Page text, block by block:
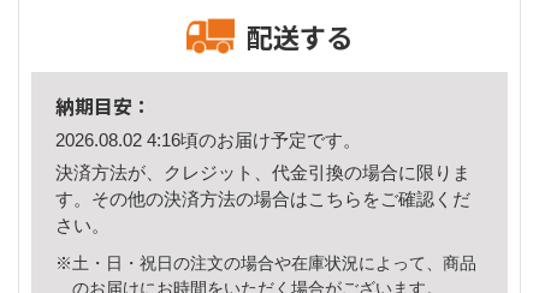
配送する
納期目安：
2026.08.02 4:16頃のお届け予定です。
決済方法が、クレジット、代金引換の場合に限りま
す。その他の決済方法の場合はこちら をご確認くだ
さい。
※土・日・祝日の注文の場合や在庫状況によって、商品
のお届けにお時間をいただく場合がございます。